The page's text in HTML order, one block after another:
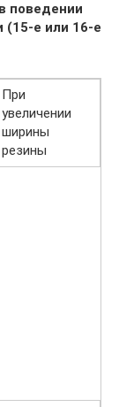
поведении
(15-е или 16-е
При
увеличении
ширины
резины